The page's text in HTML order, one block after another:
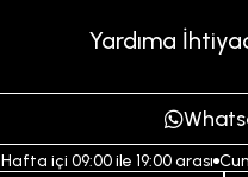
Yardıma
Hafta içi 09:00 ile 19:00 arası